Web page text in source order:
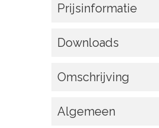
Prijsinformatie
Downloads
Omschrijving
Algemeen